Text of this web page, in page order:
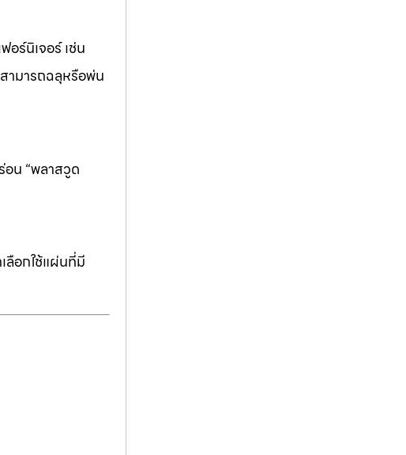
ร์นิเจอร์ เช่น
ามารถฉลุหรือพ่น
น “พลาสวูด
ลือกใช้แผ่นที่มี